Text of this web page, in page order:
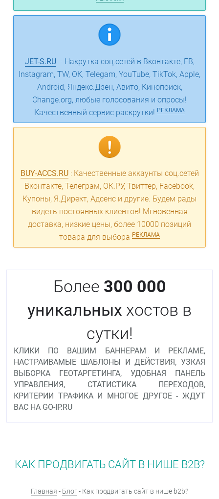
JET-S.RU- Накрутка соц.сетей в Вконтакте, FB,
Instagram, TW, ОК, Telegam, YouTube, TikTok, Apple,
Android, Яндекс.Дзен, Авито, Кинопоиск,
Change.org, любые голосования и опросы!
Качественный сервис раскрутки! РЕКЛАМА
BUY-ACCS.RU: Качественные аккаунты соц.сетей
Вконтакте, Телеграм, ОК.РУ, Твиттер, Facebook,
Купоны, Я.Директ, Адсенс и другие. Будем рады
видеть постоянных клиентов! Мгновенная
доставка, низкие цены, более 10000 позиций
товара для выбора РЕКЛАМА
Более 300 000
уникальных хостов в
сутки!
КЛИКИ ПО ВАШИМ БАННЕРАМ И РЕКЛАМЕ,
НАСТРАИВАМЫЕ ШАБЛОНЫ И ДЕЙСТВИЯ, УЗКАЯ
ВЫБОРКА ГЕОТАРГЕТИНГА, УДОБНАЯ ПАНЕЛЬ
УПРАВЛЕНИЯ, СТАТИСТИКА ПЕРЕХОДОВ,
КРИТЕРИИ ТРАФИКА И МНОГОЕ ДРУГОЕ - ЖДУТ
ВАС НА GO-IP.RU
КАК ПРОДВИГАТЬ САЙТ В НИШЕ B2B?
Главная - Блог- Как продвигать сайт в нише b2b?